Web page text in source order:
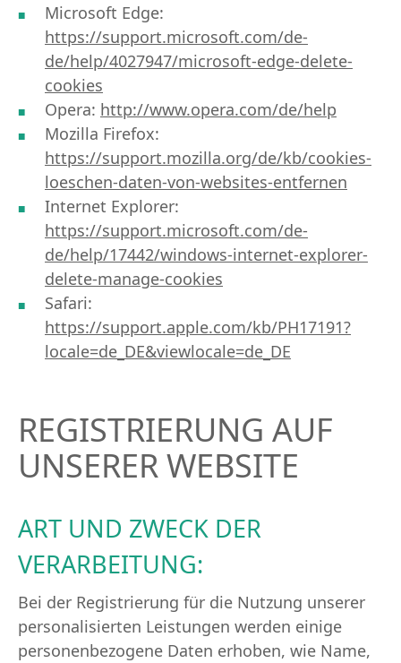
Microsoft Edge:
https://support.microsoft.com/de-
de/help/4027947/microsoft-edge-delete-
cookies
Opera: http://www.opera.com/de/help
Mozilla Firefox:
https://support.mozilla.org/de/kb/cookies-
loeschen-daten-von-websites-entfernen
Internet Explorer:
https://support.microsoft.com/de-
de/help/17442/windows-internet-explorer-
delete-manage-cookies
Safari:
https://support.apple.com/kb/PH17191?
locale=de_DE&viewlocale=de_DE
REGISTRIERUNG AUF
UNSERER WEBSITE
ART UND ZWECK DER
VERARBEITUNG:
Bei der Registrierung für die Nutzung unserer
personalisierten Leistungen werden einige
personenbezogene Daten erhoben, wie Name,